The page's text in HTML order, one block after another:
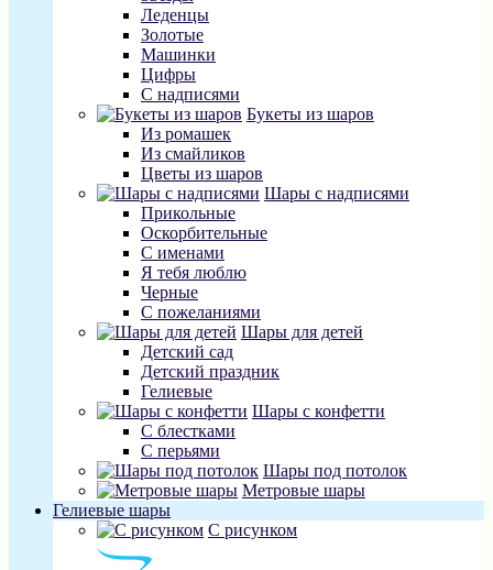
Леденцы
Золотые
Машинки
Цифры
С надписями
Букеты из шаров
Из ромашек
Из смайликов
Цветы из шаров
Шары с надписями
Прикольные
Оскорбительные
С именами
Я тебя люблю
Черные
С пожеланиями
Шары для детей
Детский сад
Детский праздник
Гелиевые
Шары с конфетти
С блестками
С перьями
Шары под потолок
Метровые шары
Гелиевые шары
С рисунком